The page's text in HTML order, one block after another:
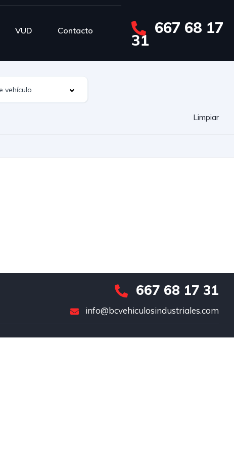
VUD Contacto 667 68 17
31
Limpiar
667 68 17 31
info@bcvehiculosindustriales.com